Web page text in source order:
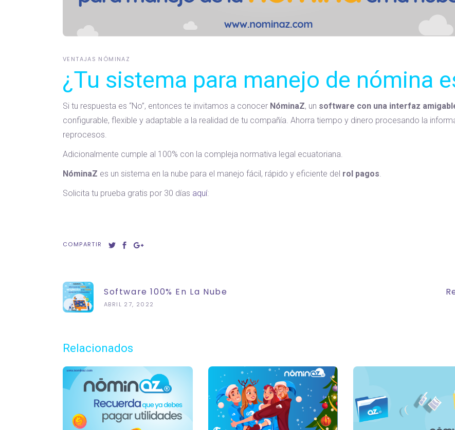
VENTAJAS NÓMINAZ
¿Tu sistema para manejo de nómina
Si tu respuesta es “No”, entonces te invitamos a conocer NóminaZ, un software con una interfaz
configurable, flexible y adaptable a la realidad de tu compañía. Ahorra tiempo y dinero procesando la
reprocesos.
Adicionalmente cumple al 100% con la compleja normativa legal ecuatoriana.
NóminaZ es un sistema en la nube para el manejo fácil, rápido y eficiente del rol pagos.
Solicita tu prueba gratis por 30 días aquí:
COMPARTIR
Software 100% En La Nube
ABRIL 27, 2022
Relacionados